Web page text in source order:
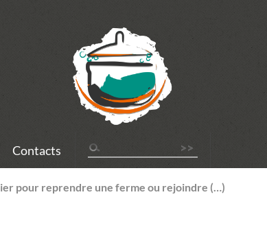
Contacts
pour reprendre une ferme ou rejoindre (…)